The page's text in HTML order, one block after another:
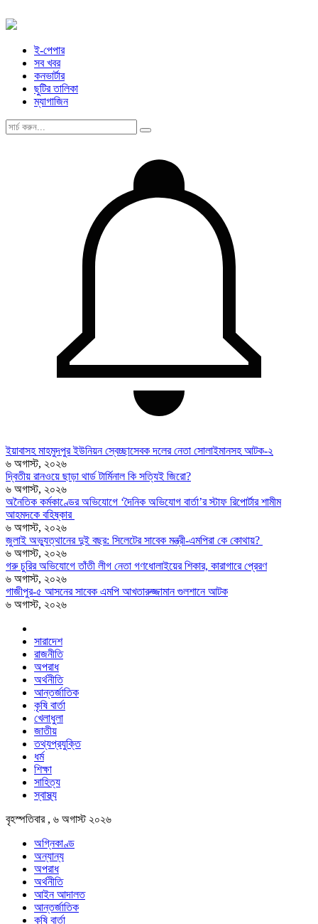
ই-পেপার
সব খবর
কনভার্টার
ছুটির তালিকা
ম্যাগাজিন
ইয়াবাসহ মাহমুদপুর ইউনিয়ন স্বেচ্ছাসেবক দলের নেতা সোলাইমানসহ আটক-২
৬ অগাস্ট, ২০২৬
দ্বিতীয় রানওয়ে ছাড়া থার্ড টার্মিনাল কি সত্যিই জিরো?
৬ অগাস্ট, ২০২৬
অনৈতিক কর্মকাণ্ডের অভিযোগে ‘দৈনিক অভিযোগ বার্তা’র স্টাফ রিপোর্টার শামীম
আহমদকে বহিষ্কার
৬ অগাস্ট, ২০২৬
জুলাই অভ্যুত্থানের দুই বছর: সিলেটের সাবেক মন্ত্রী-এমপিরা কে কোথায়? ​
৬ অগাস্ট, ২০২৬
গরু চুরির অভিযোগে তাঁতী লীগ নেতা গণধোলাইয়ের শিকার, কারাগারে প্রেরণ
৬ অগাস্ট, ২০২৬
গাজীপুর-৫ আসনের সাবেক এমপি আখতারুজ্জামান গুলশানে আটক
৬ অগাস্ট, ২০২৬
সারাদেশ
রাজনীতি
অপরাধ
অর্থনীতি
আন্তর্জাতিক
কৃষি বার্তা
খেলাধুলা
জাতীয়
তথ্যপ্রযুক্তি
ধর্ম
শিক্ষা
সাহিত্য
স্বাস্থ্য
বৃহস্পতিবার , ৬ অগাস্ট ২০২৬
অগ্নিকাণ্ড
অন্যান্য
অপরাধ
অর্থনীতি
আইন আদালত
আন্তর্জাতিক
কৃষি বার্তা